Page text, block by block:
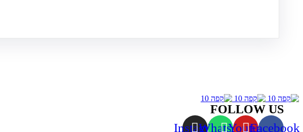
FOLLOW US
Facebook
Youtube
Whatsapp
Instagram